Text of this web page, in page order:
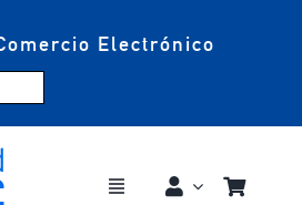
Electrónico
Toggle